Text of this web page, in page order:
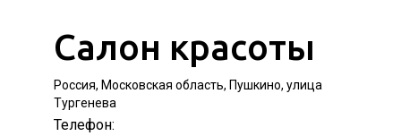
Салон красоты
Россия, Московская область, Пушкино, улица
Тургенева
Телефон: